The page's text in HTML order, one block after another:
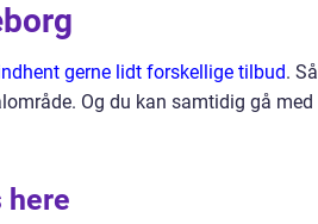
gerne lidt forskellige tilbud. Så
Og du kan samtidig gå med
here